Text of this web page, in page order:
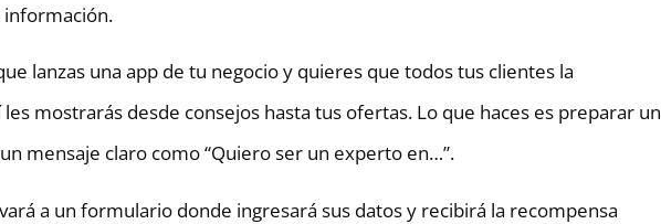
información.
lanzas una app de tu negocio y quieres que todos tus clientes la
mostrarás desde consejos hasta tus ofertas. Lo que haces es preparar un
mensaje claro como “Quiero ser un experto en…”.
a un formulario donde ingresará sus datos y recibirá la recompensa